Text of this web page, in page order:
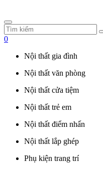
0
Nội thất gia đình
Nội thất văn phòng
Nội thất cửa tiệm
Nội thất trẻ em
Nội thất điểm nhấn
Nội thất lắp ghép
Phụ kiện trang trí